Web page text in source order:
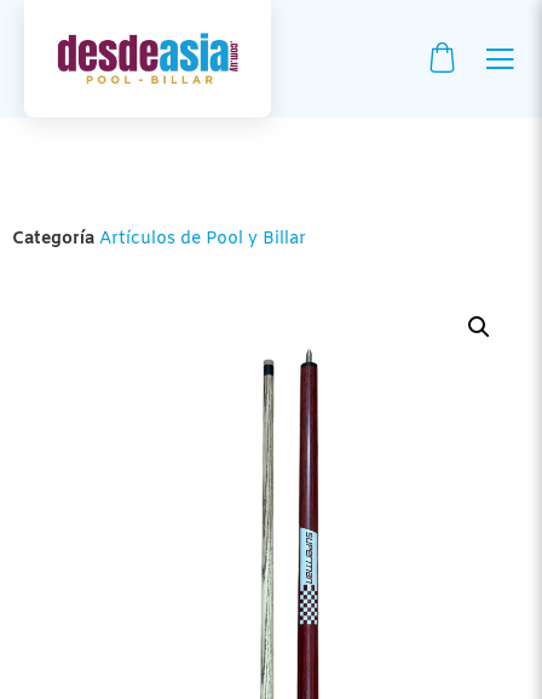
Categoría Artículos de Pool y Billar